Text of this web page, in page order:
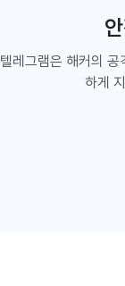
텔레그램은 해커의 공
하게